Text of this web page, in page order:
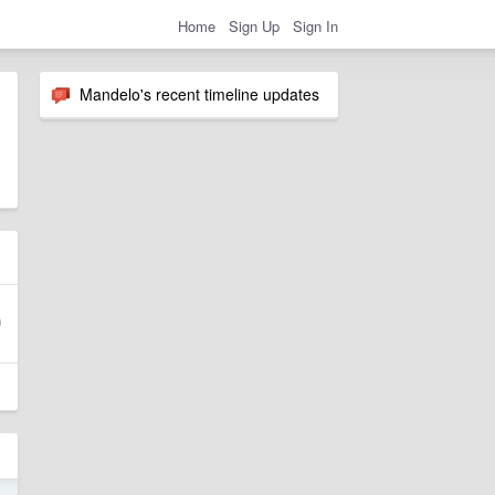
Home Sign Up Sign In
Mandelo's recent timeline updates